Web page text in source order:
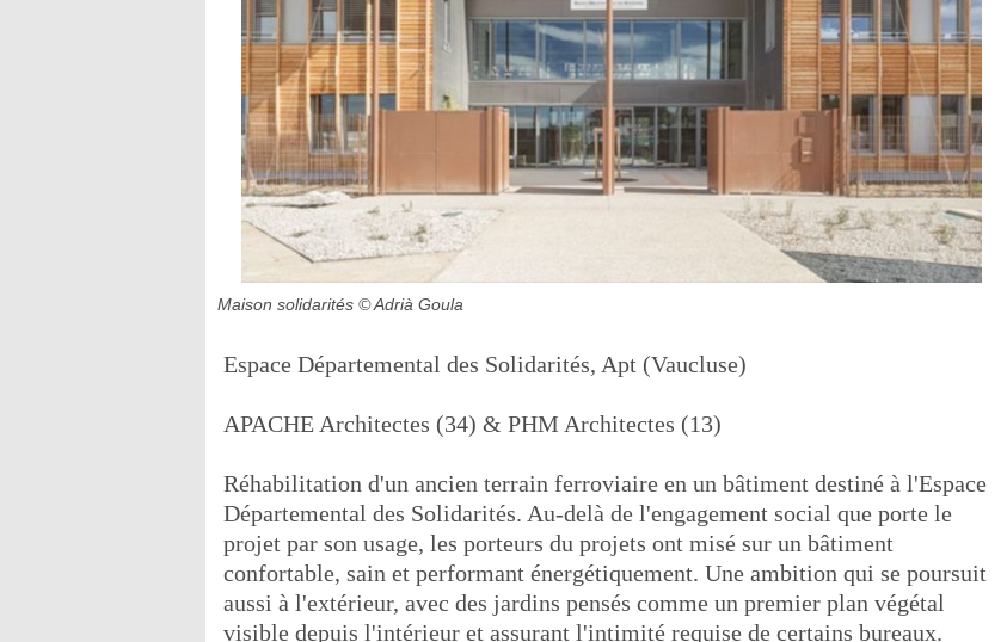
Maison solidarités © Adrià Goula
Espace Départemental des Solidarités, Apt (Vaucluse)
APACHE Architectes (34) & PHM Architectes (13)
Réhabilitation d'un ancien terrain ferroviaire en un bâtiment destiné à l'Espace
Départemental des Solidarités. Au-delà de l'engagement social que porte le
projet par son usage, les porteurs du projets ont misé sur un bâtiment
confortable, sain et performant énergétiquement. Une ambition qui se poursuit
aussi à l'extérieur, avec des jardins pensés comme un premier plan végétal
visible depuis l'intérieur et assurant l'intimité requise de certains bureaux.